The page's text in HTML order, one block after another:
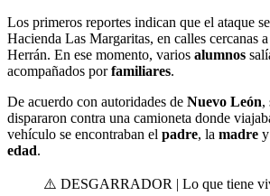
Los primeros reportes indican que el ataque
Hacienda Las Margaritas, en calles cercanas
Herrán. En ese momento, varios alumnos
acompañados porfamiliares.
De acuerdo con autoridades de Nuevo León,
dispararon contra una camioneta donde
vehículo se encontraban el padre, la madre
edad.
⚠️ DESGARRADOR | Lo que tiene